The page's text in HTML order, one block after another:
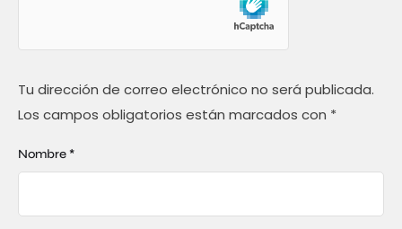
Tu dirección de correo electrónico no será publicada.
Los campos obligatorios están marcados con *
Nombre *